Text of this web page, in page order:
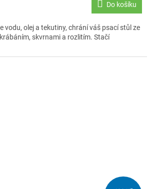
Do košíku
vodu, olej a tekutiny, chrání váš psací stůl ze
skvrnami a rozlitím. Stačí